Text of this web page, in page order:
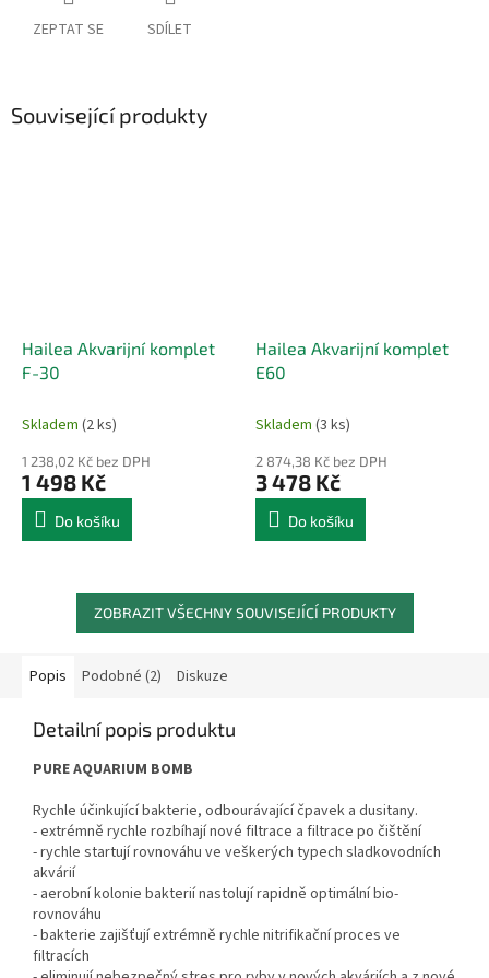
ZEPTAT SE SDÍLET
Související produkty
Hailea Akvarijní komplet
F-30
Skladem (2 ks)
1 238,02 Kč bez DPH
1 498 Kč
Do košíku
Hailea Akvarijní komplet
E60
Skladem (3 ks)
2 874,38 Kč bez DPH
3 478 Kč
Do košíku
ZOBRAZIT VŠECHNY SOUVISEJÍCÍ PRODUKTY
Popis Podobné (2) Diskuze
Detailní popis produktu
PURE AQUARIUM BOMB
Rychle účinkující bakterie, odbourávající čpavek a dusitany.
- extrémně rychle rozbíhají nové filtrace a filtrace po čištění
- rychle startují rovnováhu ve veškerých typech sladkovodních
akvárií
- aerobní kolonie bakterií nastolují rapidně optimální bio-
rovnováhu
- bakterie zajišťují extrémně rychle nitrifikační proces ve
filtracích